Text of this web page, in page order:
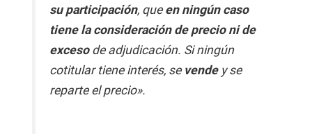
su participación, queen ningún caso
tiene la consideración de precio ni de
excesode adjudicación. Si ningún
cotitular tiene interés, se vendey se
reparte el precio».